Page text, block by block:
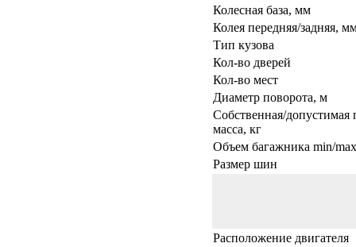
Колесная база, мм
Колея передняя/задняя,
Тип кузова
Кол-во дверей
Кол-во мест
Диаметр поворота, м
Собственная/допустимая
масса, кг
Объем багажника min/
Размер шин
Расположение двигателя